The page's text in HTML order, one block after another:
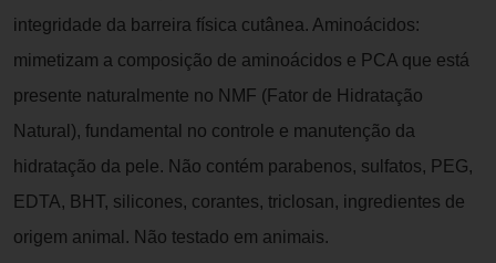
integridade da barreira física cutânea. Aminoácidos:
mimetizam a composição de aminoácidos e PCA que está
presente naturalmente no NMF (Fator de Hidratação
Natural), fundamental no controle e manutenção da
hidratação da pele. Não contém parabenos, sulfatos, PEG,
EDTA, BHT, silicones, corantes, triclosan, ingredientes de
origem animal. Não testado em animais.